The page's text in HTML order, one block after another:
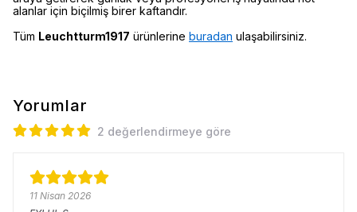
alanlar için biçilmiş birer kaftandır.
Tüm Leuchtturm1917 ürünlerine buradan ulaşabilirsiniz.
Yorumlar
2 değerlendirmeye göre
11 Nisan 2026